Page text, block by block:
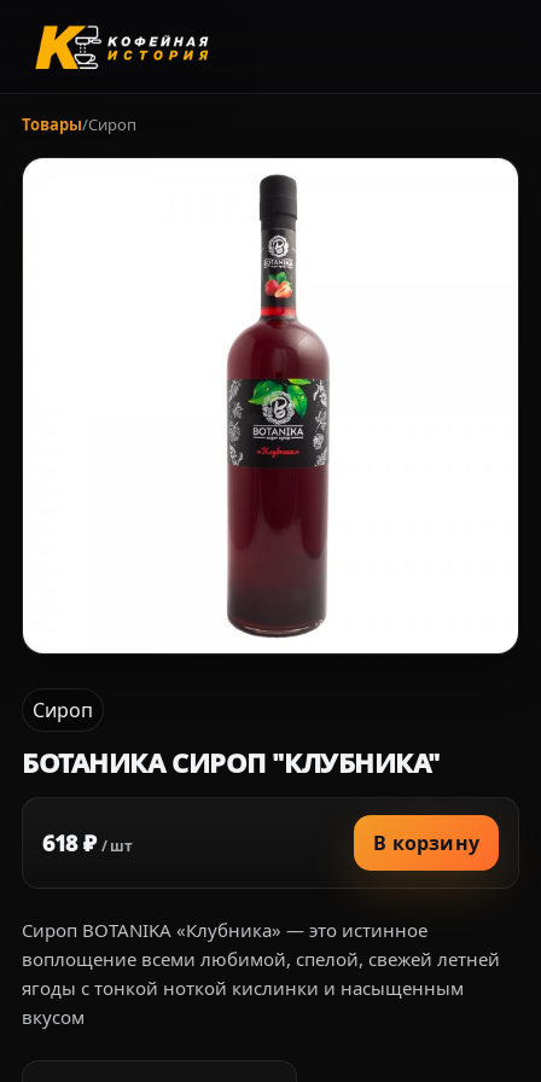
Товары/Сироп
Сироп
БОТАНИКА СИРОП "КЛУБНИКА"
618 ₽/ шт В корзину
Сироп BOTANIKA «Клубника» — это истинное
воплощение всеми любимой, спелой, свежей летней
ягоды с тонкой ноткой кислинки и насыщенным
вкусом